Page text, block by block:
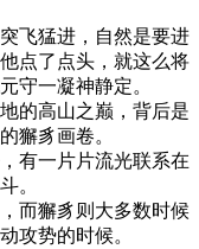
飞猛进，自然是要进
点了点头，就这么将
守一凝神静定。
的高山之巅，背后是
獬豸画卷。
有一片片流光联系在
。
而獬豸则大多数时候
攻势的时候。